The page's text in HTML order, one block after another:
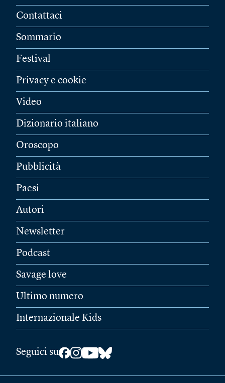
Contattaci
Sommario
Festival
Privacy e cookie
Video
Dizionario italiano
Oroscopo
Pubblicità
Paesi
Autori
Newsletter
Podcast
Savage love
Ultimo numero
Internazionale Kids
Seguici su